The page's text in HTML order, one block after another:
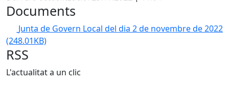
Documents
Junta de Govern Local del dia 2 de novembre de 2022
(248.01KB)
RSS
L'actualitat a un clic